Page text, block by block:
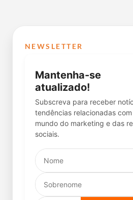
NEWSLETTER
Mantenha-se
atualizado!
Subscreva para receber
tendências relacionadas
mundo do marketing e das
sociais.